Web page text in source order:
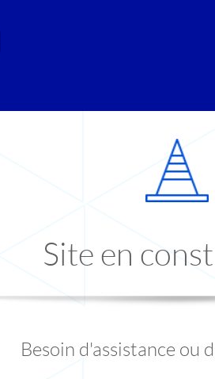
Site en
Besoin d'assistance ou